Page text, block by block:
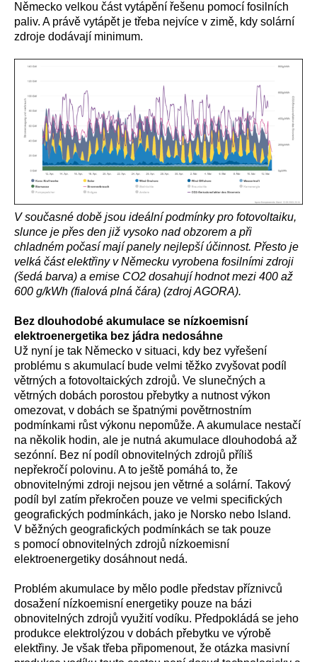
Německo velkou část vytápění řešenu pomocí fosilních
paliv. A právě vytápět je třeba nejvíce v zimě, kdy solární
zdroje dodávají minimum.
V současné době jsou ideální podmínky pro fotovoltaiku,
slunce je přes den již vysoko nad obzorem a při
chladném počasí mají panely nejlepší účinnost. Přesto je
velká část elektřiny v Německu vyrobena fosilními zdroji
(šedá barva) a emise CO2 dosahují hodnot mezi 400 až
600 g/kWh (fialová plná čára) (zdroj AGORA).
Bez dlouhodobé akumulace se nízkoemisní
elektroenergetika bez jádra nedosáhne
Už nyní je tak Německo v situaci, kdy bez vyřešení
problému s akumulací bude velmi těžko zvyšovat podíl
větrných a fotovoltaických zdrojů. Ve slunečných a
větrných dobách porostou přebytky a nutnost výkon
omezovat, v dobách se špatnými povětrnostním
podmínkami růst výkonu nepomůže. A akumulace nestačí
na několik hodin, ale je nutná akumulace dlouhodobá až
sezónní. Bez ní podíl obnovitelných zdrojů příliš
nepřekročí polovinu. A to ještě pomáhá to, že
obnovitelnými zdroji nejsou jen větrné a solární. Takový
podíl byl zatím překročen pouze ve velmi specifických
geografických podmínkách, jako je Norsko nebo Island.
V běžných geografických podmínkách se tak pouze
s pomocí obnovitelných zdrojů nízkoemisní
elektroenergetiky dosáhnout nedá.
Problém akumulace by mělo podle představ příznivců
dosažení nízkoemisní energetiky pouze na bázi
obnovitelných zdrojů využití vodíku. Předpokládá se jeho
produkce elektrolýzou v dobách přebytku ve výrobě
elektřiny. Je však třeba připomenout, že otázka masivní